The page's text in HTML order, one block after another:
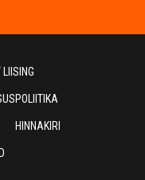
HINNAKIRI